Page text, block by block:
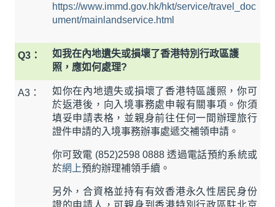
https://www.immd.gov.hk/hkt/service/travel_doc
ument/mainlandservice.html
Q3：
如我在內地遺失或損壞了香港特別行政區護
照，應如何處理?
A3：
如你在內地遺失或損壞了香港特區護照，你可
於返港後，向入境事務處申報有關事項。你須
填妥申請表格，並親身前往任何一間辦理旅行
證件申請的入境事務辦事處遞交補領申請。
你可致電 (852)2598 0888 透過電話預約系統或
於網上預約辦理補領手續。
另外，合資格並持有有效香港永久性居民身份
證的申請人，可親身到香港特別行政區駐北京